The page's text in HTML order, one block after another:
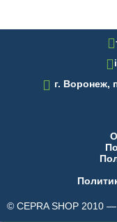
 г. Воронеж,
© CEPRA SHOP 2010